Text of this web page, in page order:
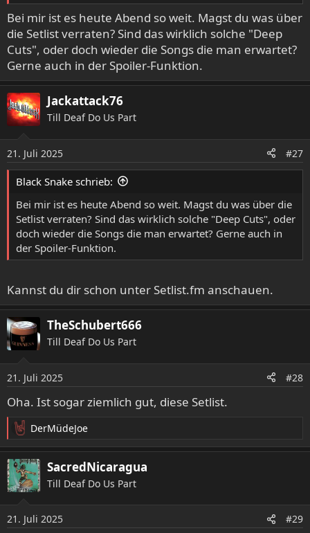
Was ihnen ganz gut gelungen ist. Nebeneffekt, es wurde
nicht nur die Menge angeheizt.
Gespannt war ich auf Rotting Christ. Joa hat mir getaugt.
Hat mir besser gefallen als Warbringer.
Schlußendlich der Hauptact
Jup, die haben mächtig aufs Gas getreten. Bei den ersten
beiden Lieder noch einen grenzwertigen Sound gehabt
aber danach hat es sich eingependelt.
Ende hin wieder durch die Radarfalle zu pacen.
Für mich hat der Abend gepasst.
Bei mir ist es heute Abend so weit. Magst du was über
die Setlist verraten? Sind das wirklich solche "Deep
Cuts", oder doch wieder die Songs die man erwartet?
Gerne auch in der Spoiler-Funktion.
Jackattack76
Till Deaf Do Us Part
21. Juli 2025 #27
Black Snake schrieb:
Bei mir ist es heute Abend so weit. Magst du was über die
Setlist verraten? Sind das wirklich solche "Deep Cuts", oder
doch wieder die Songs die man erwartet? Gerne auch in
der Spoiler-Funktion.
Kannst du dir schon unter Setlist.fm anschauen.
TheSchubert666
Till Deaf Do Us Part
21. Juli 2025 #28
Oha. Ist sogar ziemlich gut, diese Setlist.
R
e
a
k
t
n
DerMüdeJoe
SacredNicaragua
Till Deaf Do Us Part
21. Juli 2025 #29